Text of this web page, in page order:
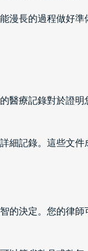
漫長的過程做好
醫療記錄對於證明
細記錄。這些文
的決定。您的律